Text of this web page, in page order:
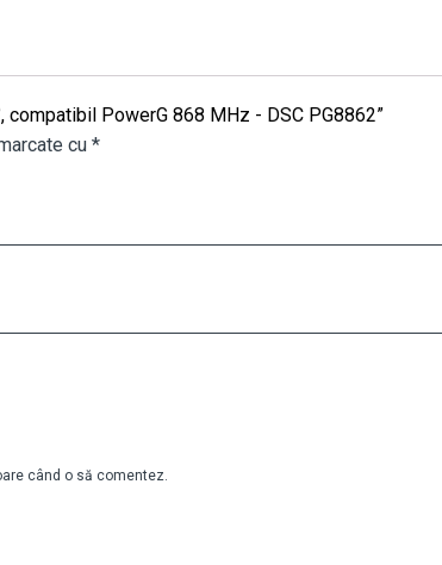
compatibil PowerG 868 MHz - DSC PG8862”
cu *
când o să comentez.